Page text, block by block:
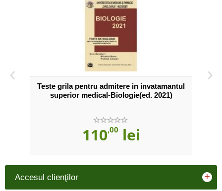
‹
Teste grila pentru admitere in invatamantul
superior medical-Biologie(ed. 2021)
110,00 lei
›
Accesul clienţilor +